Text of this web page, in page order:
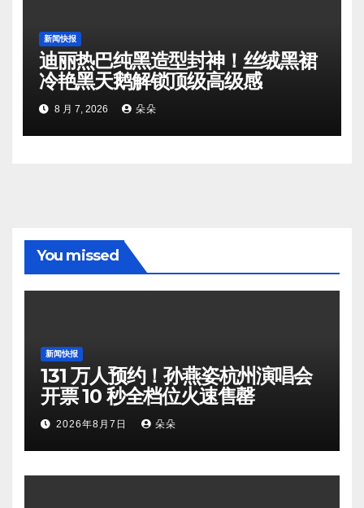
新闻快报
迪丽热巴纯黑造型封神！丝绒黑裙
冷艳黑天鹅解锁顶级高级感
8 月 7, 2026 朵朵
You missed
新闻快报
131 万人预约！孙燕姿杭州演唱会
开票 10 秒全档位火速售罄
2026年8月7日 朵朵